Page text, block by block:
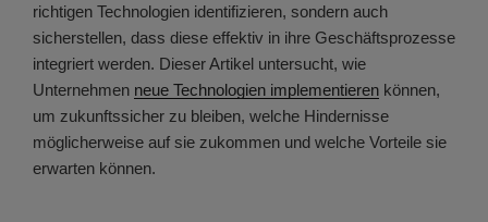
richtigen Technologien identifizieren, sondern auch
sicherstellen, dass diese effektiv in ihre Geschäftsprozesse
integriert werden. Dieser Artikel untersucht, wie
Unternehmen neue Technologien implementieren können,
um zukunftssicher zu bleiben, welche Hindernisse
möglicherweise auf sie zukommen und welche Vorteile sie
erwarten können.